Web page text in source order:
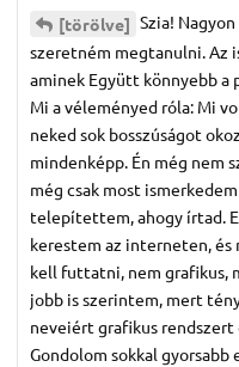
[törölve] Szia!
szeretném megtanulni. Az
aminek Együtt könnyebb a
Mi a véleményed róla: Mi
neked sok bosszúságot
mindenképp. Én még nem
még csak most
telepítettem, ahogy írtad.
kerestem az interneten,
kell futtatni, nem grafikus,
jobb is szerintem, mert
neveiért grafikus rendszert
Gondolom sokkal